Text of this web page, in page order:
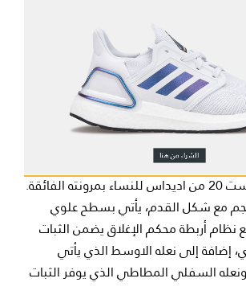
يتميز حذاء الترابوست 20 من اديداس للنساء بمرونته الفائقة.
مع شكل القدم، يأتي بسطح علوي
نظام أربطة محكم الإغلاق يضمن الثبات
إضافة إلى نعله الاوسط الذي يأتي
السفلي المطاطي الذي يوفر الثبات